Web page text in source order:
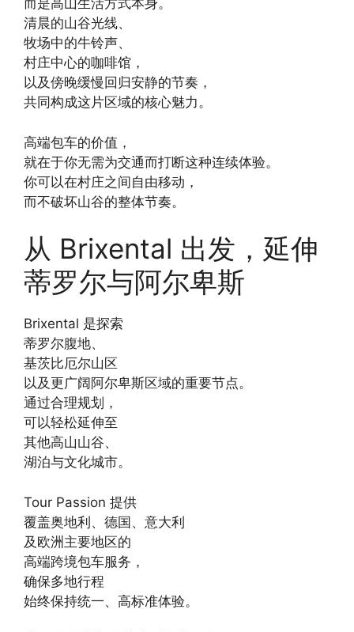
而是高山生活方式本身。
清晨的山谷光线、
牧场中的牛铃声、
村庄中心的咖啡馆，
以及傍晚缓慢回归安静的节奏，
共同构成这片区域的核心魅力。
高端包车的价值，
就在于你无需为交通而打断这种连续体验。
你可以在村庄之间自由移动，
而不破坏山谷的整体节奏。
从 Brixental 出发，延伸
蒂罗尔与阿尔卑斯
Brixental 是探索
蒂罗尔腹地、
基茨比厄尔山区
以及更广阔阿尔卑斯区域的重要节点。
通过合理规划，
可以轻松延伸至
其他高山山谷、
湖泊与文化城市。
Tour Passion 提供
覆盖奥地利、德国、意大利
及欧洲主要地区的
高端跨境包车服务，
确保多地行程
始终保持统一、高标准体验。